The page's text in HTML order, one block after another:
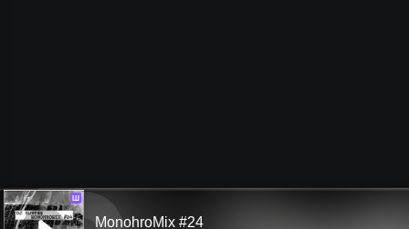
Ш
MonohroMix #24